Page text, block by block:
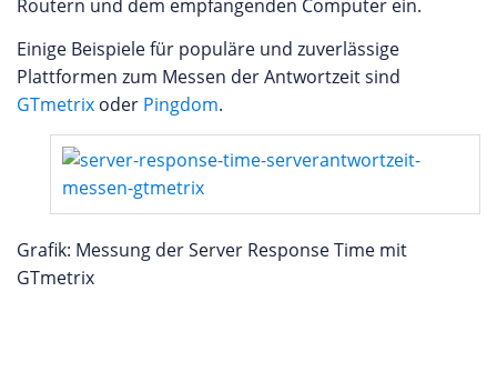
Routern und dem empfangenden Computer ein.
Einige Beispiele für populäre und zuverlässige
Plattformen zum Messen der Antwortzeit sind
GTmetrix oder Pingdom.
Grafik: Messung der Server Response Time mit
GTmetrix